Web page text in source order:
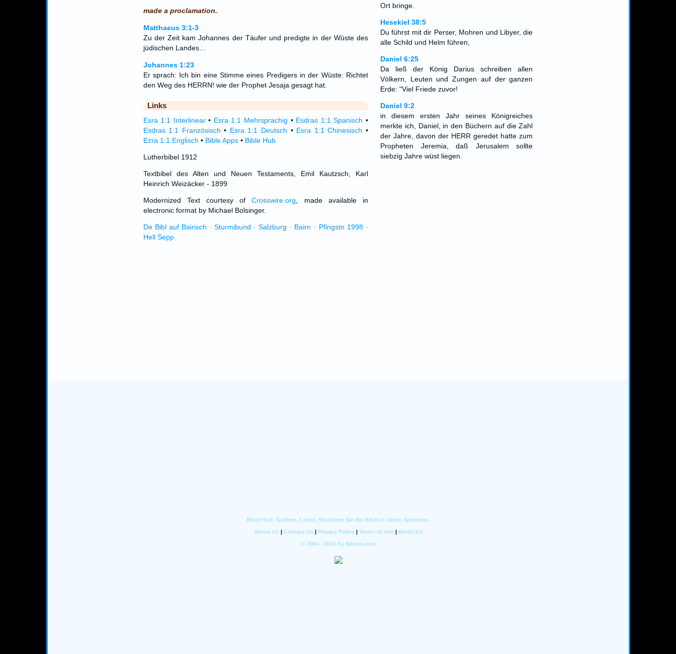
made a proclamation.
Matthaeus 3:1-3
Zu der Zeit kam Johannes der Täufer und predigte in der Wüste des
jüdischen Landes…
Johannes 1:23
Er sprach: Ich bin eine Stimme eines Predigers in der Wüste: Richtet
den Weg des HERRN! wie der Prophet Jesaja gesagt hat.
Links
Esra 1:1 Interlinear• Esra 1:1 Mehrsprachig • Esdras 1:1 Spanisch •
Esdras 1:1 Französisch • Esra 1:1 Deutsch • Esra 1:1 Chinesisch •
Ezra 1:1 Englisch • Bible Apps• Bible Hub
Lutherbibel 1912
Textbibel des Alten und Neuen Testaments, Emil Kautzsch, Karl
Heinrich Weizäcker - 1899
Modernized Text courtesy ofCrosswire.org , made available in
electronic format by Michael Bolsinger.
De Bibl auf Bairisch · Sturmibund · Salzburg · Bairn · Pfingstn 1998 ·
Hell Sepp
Ort bringe.
Hesekiel 38:5
Du führst mit dir Perser, Mohren und Libyer, die
alle Schild und Helm führen,
Daniel 6:25
Da ließ der König Darius schreiben allen
Völkern, Leuten und Zungen auf der ganzen
Erde: "Viel Friede zuvor!
Daniel 9:2
in diesem ersten Jahr seines Königreiches
merkte ich, Daniel, in den Büchern auf die Zahl
der Jahre, davon der HERR geredet hatte zum
Propheten Jeremia, daß Jerusalem sollte
siebzig Jahre wüst liegen.